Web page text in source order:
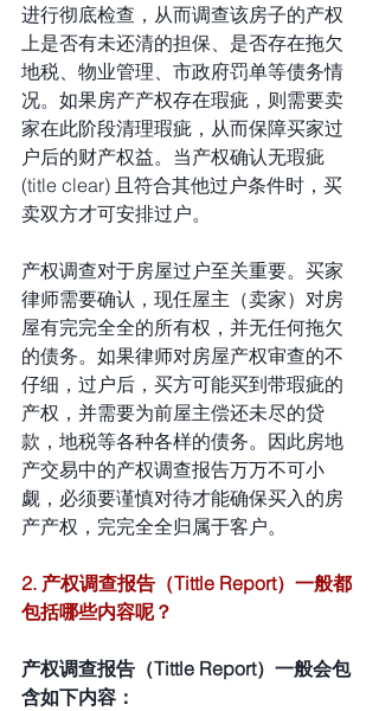
进行彻底检查，从而调查该房子的产权
上是否有未还清的担保、是否存在拖欠
地税、物业管理、市政府罚单等债务情
况。如果房产产权存在瑕疵，则需要卖
家在此阶段清理瑕疵，从而保障买家过
户后的财产权益。当产权确认无瑕疵
(title clear) 且符合其他过户条件时，买
卖双方才可安排过户。
产权调查对于房屋过户至关重要。买家
律师需要确认，现任屋主（卖家）对房
屋有完完全全的所有权，并无任何拖欠
的债务。如果律师对房屋产权审查的不
仔细，过户后，买方可能买到带瑕疵的
产权，并需要为前屋主偿还未尽的贷
款，地税等各种各样的债务。因此房地
产交易中的产权调查报告万万不可小
觑，必须要谨慎对待才能确保买入的房
产产权，完完全全归属于客户。
2. 产权调查报告（Tittle Report）一般都
包括哪些内容呢？
产权调查报告（Tittle Report）一般会包
含如下内容：